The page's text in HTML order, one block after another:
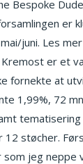
Bespoke
er
juni. Les
er et
fornekte at
1,99%, 72
støcher.
jeg